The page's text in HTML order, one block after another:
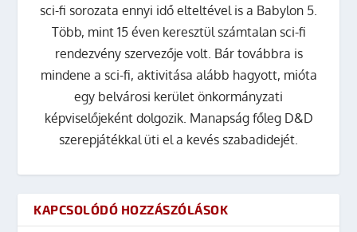
sci-fi sorozata ennyi idő elteltével is a Babylon 5.
Több, mint 15 éven keresztül számtalan sci-fi
rendezvény szervezője volt. Bár továbbra is
mindene a sci-fi, aktivitása alább hagyott, mióta
egy belvárosi kerület önkormányzati
képviselőjeként dolgozik. Manapság főleg D&D
szerepjátékkal üti el a kevés szabadidejét.
KAPCSOLÓDÓ HOZZÁSZÓLÁSOK